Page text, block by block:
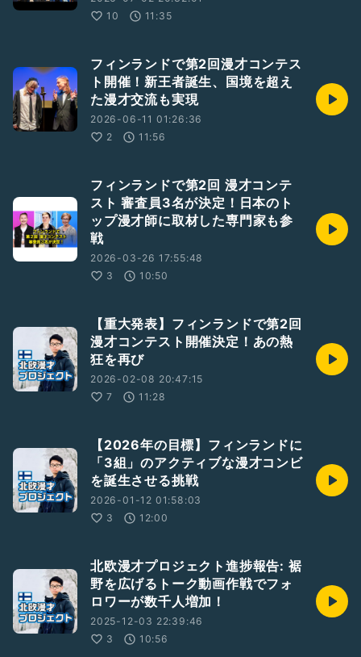
ト代表。日本大学 芸術学部 放送学科卒。テレビ番組制作業務
やIT企業での動画編集業務などを経て2020年7月にフィンラ
画や日本のお笑いを解説する動画などを制作。「日本の笑いを
北欧へ」というビジョンのもと、現在はフィンランドでの漫才
普及を目標に日々活動中。
10
11:35
フィンランドで第2回漫才コンテス
ト開催！新王者誕生、国境を超え
た漫才交流も実現
2026-06-11 01:26:36
2
11:56
フィンランドで第2回 漫才コンテ
スト 審査員3名が決定！日本のト
ップ漫才師に取材した専門家も参
戦
2026-03-26 17:55:48
3
10:50
【重大発表】フィンランドで第2回
漫才コンテスト開催決定！あの熱
狂を再び
2026-02-08 20:47:15
7
11:28
【2026年の目標】フィンランドに
「3組」のアクティブな漫才コンビ
を誕生させる挑戦
2026-01-12 01:58:03
3
12:00
北欧漫才プロジェクト進捗報告: 裾
野を広げるトーク動画作戦でフォ
ロワーが数千人増加！
2025-12-03 22:39:46
3
10:56